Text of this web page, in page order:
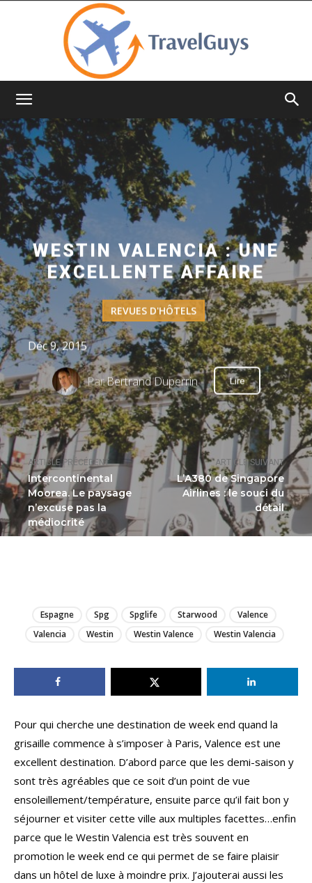
ARTICLE PRÉCÉDENT
Intercontinental
Moorea. Le paysage
n’excuse pas la
médiocrité
ARTICLE SUIVANT
L’A380 de Singapore
Airlines : le souci du
détail
WESTIN VALENCIA : UNE
EXCELLENTE AFFAIRE
REVUES D'HÔTELS
Déc 9, 2015
ParBertrand Duperrin Lire
Espagne Spg Spglife Starwood
Valence
Valencia
Westin Westin Valence Westin Valencia
Pour qui cherche une destination de week end quand la
grisaille commence à s’imposer à Paris, Valence est une
excellent destination. D’abord parce que les demi-saison y
sont très agréables que ce soit d’un point de vue
ensoleillement/température, ensuite parce qu’il fait bon y
séjourner et visiter cette ville aux multiples facettes…enfin
parce que le Westin Valencia est très souvent en
promotion le week end ce qui permet de se faire plaisir
dans un hôtel de luxe à moindre prix. J’ajouterai aussi les